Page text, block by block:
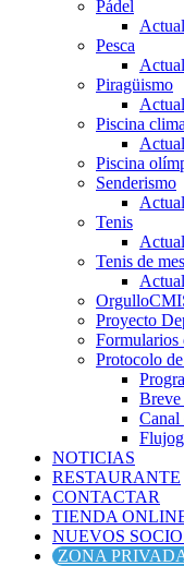
Pádel
Pesca
Piragüismo
Piscina
Piscina
Senderismo
Tenis
Tenis de
Proyecto
Formularios
Protocolo
Breve
Canal
NOTICIAS
RESTAURANTE
CONTACTAR
TIENDA
NUEVOS
ZONA